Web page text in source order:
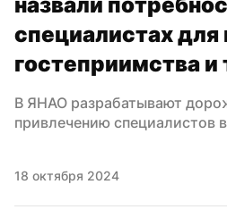
специалистах для
гостеприимства и
В ЯНАО разрабатывают
привлечению специалистов
18 октября 2024